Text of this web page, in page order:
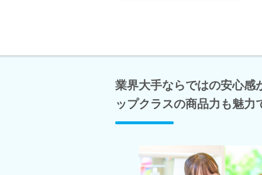
業界大手ならではの安心感
ップクラスの商品力も魅力